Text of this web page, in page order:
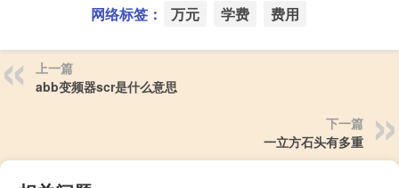
网络标签： 万元 学费 费用
上一篇
abb变频器scr是什么意思
下一篇
一立方石头有多重